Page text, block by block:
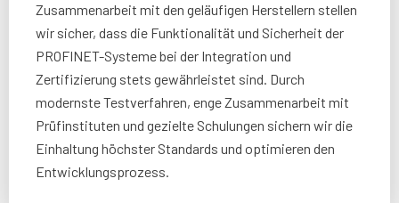
Zusammenarbeit mit den geläufigen Herstellern stellen
wir sicher, dass die Funktionalität und Sicherheit der
PROFINET-Systeme bei der Integration und
Zertifizierung stets gewährleistet sind. Durch
modernste Testverfahren, enge Zusammenarbeit mit
Prüfinstituten und gezielte Schulungen sichern wir die
Einhaltung höchster Standards und optimieren den
Entwicklungsprozess.